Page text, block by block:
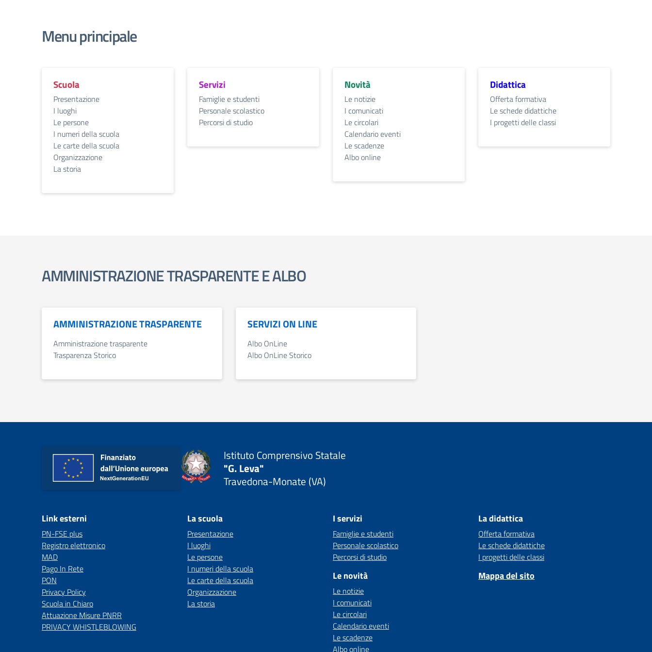
Menu principale
Scuola
Presentazione
I luoghi
Le persone
I numeri della scuola
Le carte della scuola
Organizzazione
La storia
Servizi
Famiglie e studenti
Personale scolastico
Percorsi di studio
Novità
Le notizie
I comunicati
Le circolari
Calendario eventi
Le scadenze
Albo online
Didattica
Offerta formativa
Le schede didattiche
I progetti delle classi
AMMINISTRAZIONE TRASPARENTE E ALBO
AMMINISTRAZIONE TRASPARENTE
Amministrazione trasparente
Trasparenza Storico
SERVIZI ON LINE
Albo OnLine
Albo OnLine Storico
Istituto Comprensivo Statale
"G. Leva"
Travedona-Monate (VA)
Link esterni
PN-FSE plus
Registro elettronico
MAD
Pago In Rete
PON
Privacy Policy
Scuola in Chiaro
Attuazione Misure PNRR
PRIVACY WHISTLEBLOWING
La scuola
Presentazione
I luoghi
Le persone
I numeri della scuola
Le carte della scuola
Organizzazione
La storia
I servizi
Famiglie e studenti
Personale scolastico
Percorsi di studio
Le novità
Le notizie
I comunicati
Le circolari
Calendario eventi
Le scadenze
Albo online
La didattica
Offerta formativa
Le schede didattiche
I progetti delle classi
Mappa del sito